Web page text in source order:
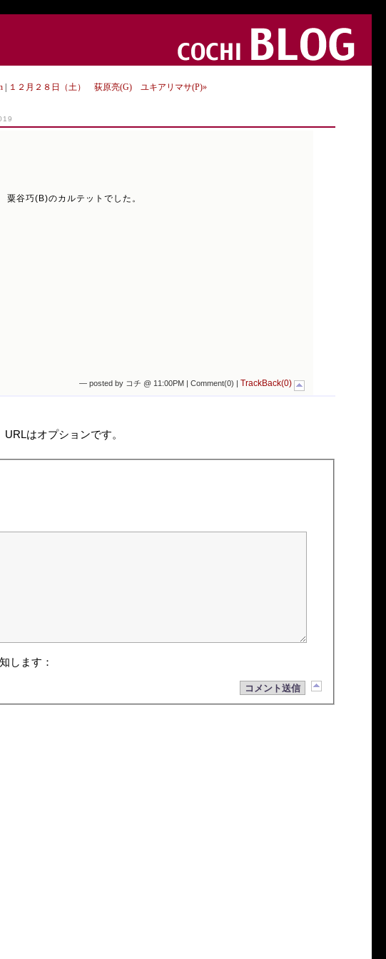
| １２月２８日（土） 荻原亮(G) ユキアリマサ(P)»
谷巧(B)のカルテットでした。
— posted by コチ @ 11:00PM | Comment(0) TrackBack(0)
URLはオプションです。
します：
コメント送信